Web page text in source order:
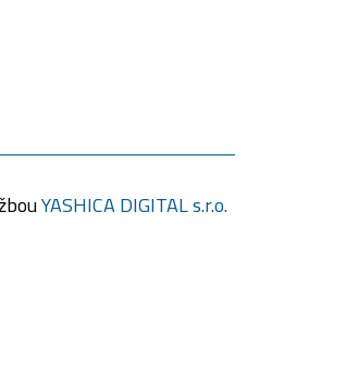
YASHICA DIGITAL s.r.o.